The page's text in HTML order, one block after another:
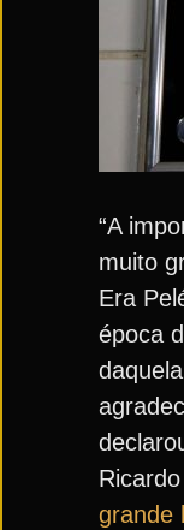
“A
muito
Era
época
grande